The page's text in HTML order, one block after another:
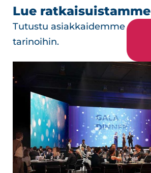
Lue ratkaisuistamme
Tutustu asiakkaidemme
tarinoihin.